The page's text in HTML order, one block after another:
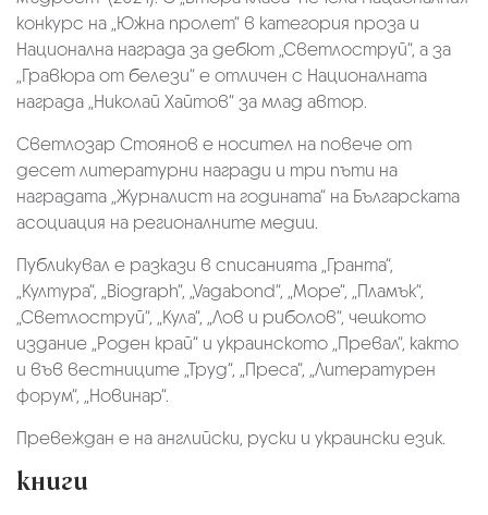
конкурс на „Южна пролет“ в категория проза и
Национална награда за дебют „Светлоструй“, а за
„Гравюра от белези“ е отличен с Националната
награда „Николай Хайтов“ за млад автор.
Светлозар Стоянов е носител на повече от
десет литературни награди и три пъти на
наградата „Журналист на годината“ на Българската
асоциация на регионалните медии.
Публикувал е разкази в списанията „Гранта“,
„Култура“, „Biograph“, „Vagabond“, „Море“, „Пламък“,
„Светлоструй“, „Кула“, „Лов и риболов“, чешкото
издание „Роден край“ и украинското „Превал“, както
и във вестниците „Труд“, „Преса“, „Литературен
форум“, „Новинар“.
Превеждан е на английски, руски и украински език.
книги